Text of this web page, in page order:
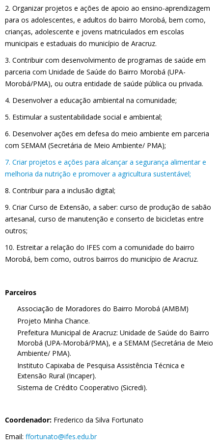
2. Organizar projetos e ações de apoio ao ensino-aprendizagem
para os adolescentes, e adultos do bairro Morobá, bem como,
crianças, adolescente e jovens matriculados em escolas
municipais e estaduais do município de Aracruz.
3. Contribuir com desenvolvimento de programas de saúde em
parceria com Unidade de Saúde do Bairro Morobá (UPA-
Morobá/PMA), ou outra entidade de saúde pública ou privada.
4. Desenvolver a educação ambiental na comunidade;
5. Estimular a sustentabilidade social e ambiental;
6. Desenvolver ações em defesa do meio ambiente em parceria
com SEMAM (Secretária de Meio Ambiente/ PMA);
7. Criar projetos e ações para alcançar a segurança alimentar e
melhoria da nutrição e promover a agricultura sustentável;
8. Contribuir para a inclusão digital;
9. Criar Curso de Extensão, a saber: curso de produção de sabão
artesanal, curso de manutenção e conserto de bicicletas entre
outros;
10. Estreitar a relação do IFES com a comunidade do bairro
Morobá, bem como, outros bairros do município de Aracruz.
Parceiros
Associação de Moradores do Bairro Morobá (AMBM)
Projeto Minha Chance.
Prefeitura Municipal de Aracruz: Unidade de Saúde do Bairro
Morobá (UPA-Morobá/PMA), e a SEMAM (Secretária de Meio
Ambiente/ PMA).
Instituto Capixaba de Pesquisa Assistência Técnica e
Extensão Rural (Incaper).
Sistema de Crédito Cooperativo (Sicredi).
Coordenador: Frederico da Silva Fortunato
Email: ffortunato@ifes.edu.br